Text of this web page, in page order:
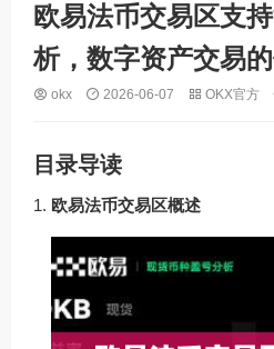
欧易法币交易区支
析，数字资产交易
okx 2026-06-07 OKX官方
目录导读
欧易法币交易区概述